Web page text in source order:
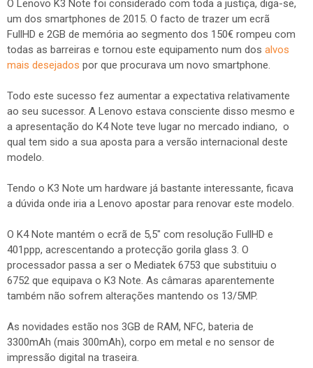
O Lenovo K3 Note foi considerado com toda a justiça, diga-se,
um dos smartphones de 2015. O facto de trazer um ecrã
FullHD e 2GB de memória ao segmento dos 150€ rompeu com
todas as barreiras e tornou este equipamento num dos alvos
mais desejados por que procurava um novo smartphone.
Todo este sucesso fez aumentar a expectativa relativamente
ao seu sucessor. A Lenovo estava consciente disso mesmo e
a apresentação do K4 Note teve lugar no mercado indiano, o
qual tem sido a sua aposta para a versão internacional deste
modelo.
Tendo o K3 Note um hardware já bastante interessante, ficava
a dúvida onde iria a Lenovo apostar para renovar este modelo.
O K4 Note mantém o ecrã de 5,5" com resolução FullHD e
401ppp, acrescentando a protecção gorila glass 3. O
processador passa a ser o Mediatek 6753 que substituiu o
6752 que equipava o K3 Note. As câmaras aparentemente
também não sofrem alterações mantendo os 13/5MP.
As novidades estão nos 3GB de RAM, NFC, bateria de
3300mAh (mais 300mAh), corpo em metal e no sensor de
impressão digital na traseira.